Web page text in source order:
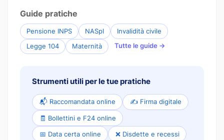
Guide pratiche
Pensione INPS NASpI
Invalidità civile
Legge 104
Maternità Tutte le guide →
Strumenti utili per le tue pratiche
📬 Raccomandata online ✍️ Firma digitale
🧾 Bollettini e F24 online
📅 Data certa online ❌ Disdette e recessi